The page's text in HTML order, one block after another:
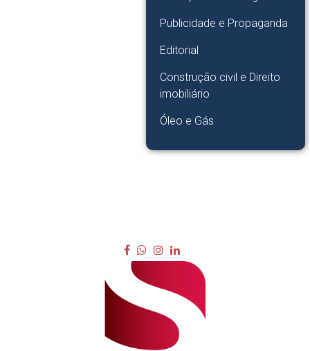
Publicidade e Propaganda
Editorial
Construção civil e Direito
imobiliário
Óleo e Gás